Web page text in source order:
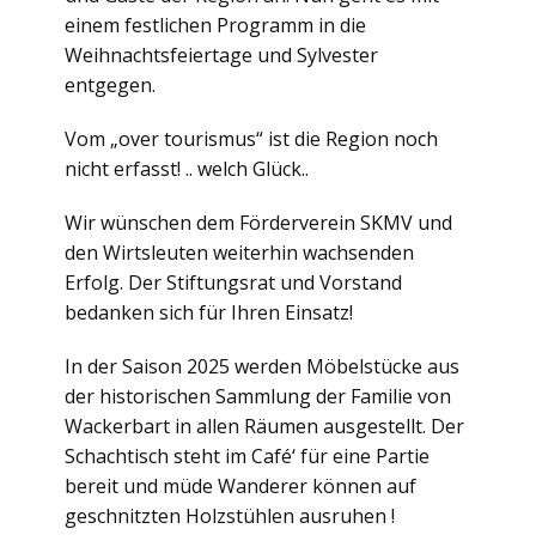
einem festlichen Programm in die
Weihnachtsfeiertage und Sylvester
entgegen.
Vom „over tourismus“ ist die Region noch
nicht erfasst! .. welch Glück..
Wir wünschen dem Förderverein SKMV und
den Wirtsleuten weiterhin wachsenden
Erfolg. Der Stiftungsrat und Vorstand
bedanken sich für Ihren Einsatz!
In der Saison 2025 werden Möbelstücke aus
der historischen Sammlung der Familie von
Wackerbart in allen Räumen ausgestellt. Der
Schachtisch steht im Café‘ für eine Partie
bereit und müde Wanderer können auf
geschnitzten Holzstühlen ausruhen !